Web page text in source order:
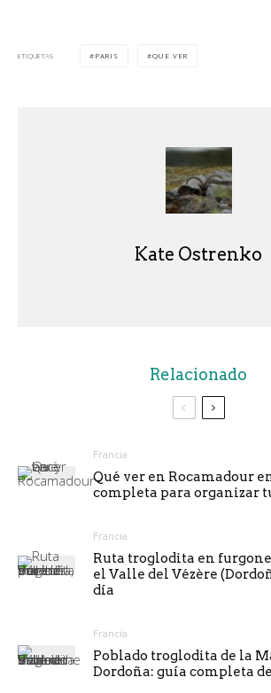
ETIQUETAS PARIS QUE VER
Kate Ostrenko
Relacionado
Francia
Qué ver en Rocamadour
completa para organizar
Francia
Ruta troglodita en
el Valle del Vézère
día
Francia
Poblado troglodita de la
Dordoña: guía completa